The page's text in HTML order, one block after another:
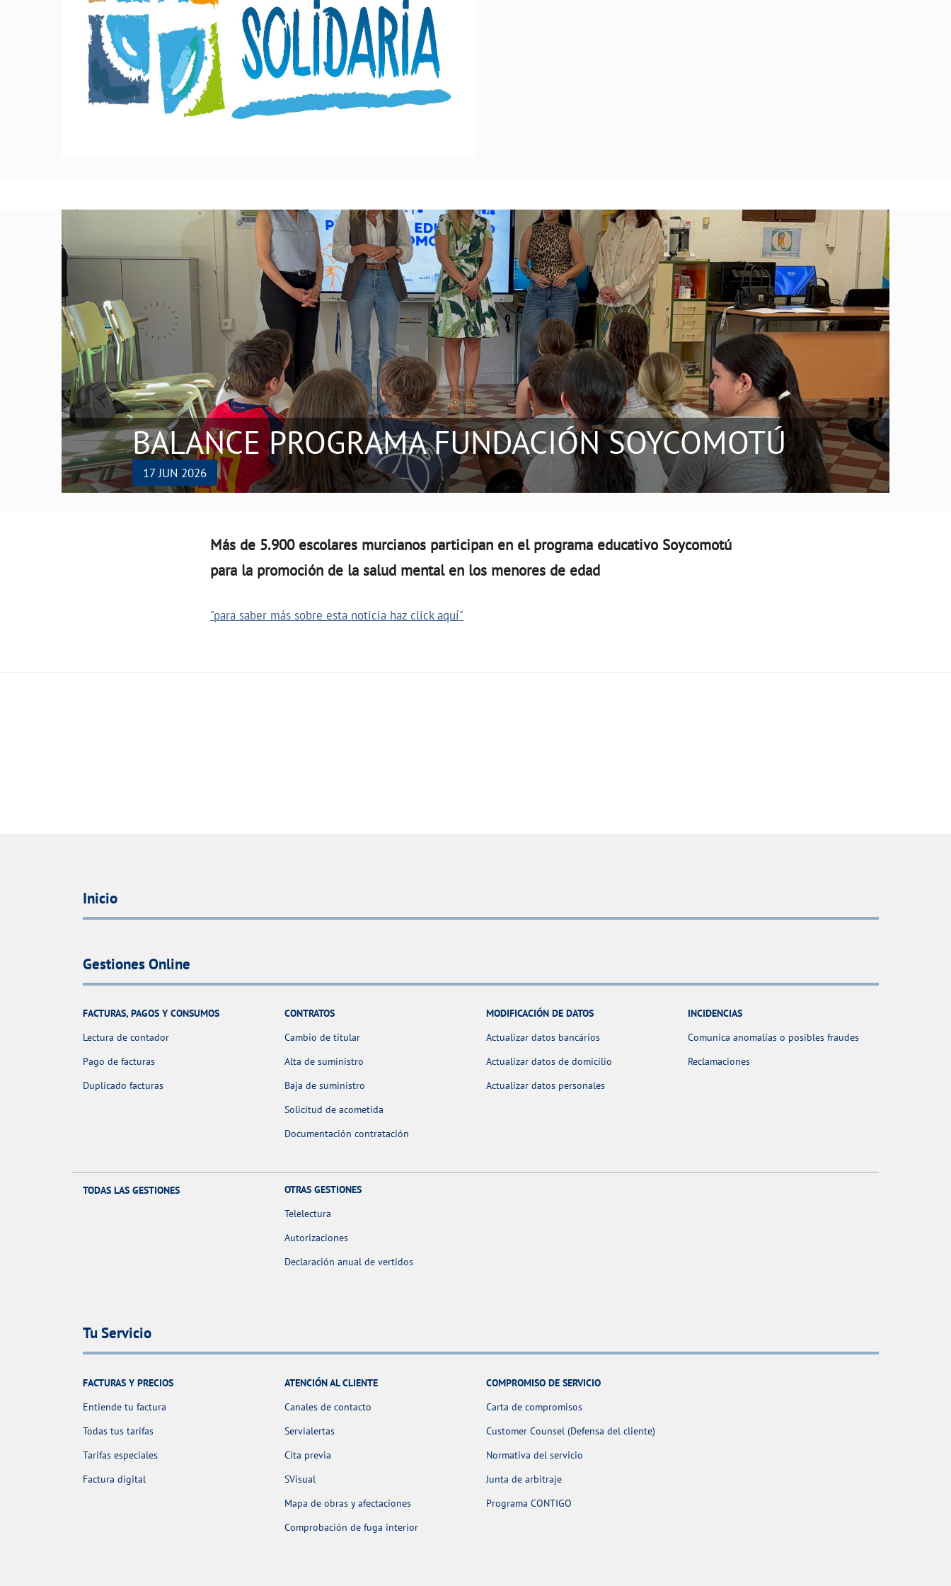
BALANCE PROGRAMA FUNDACIÓN SOYCOMOTÚ
BALANCE PROGRAMA FUNDACIÓN SOYCOMOTÚ
17 JUN 2026
Más de 5.900 escolares murcianos participan en el programa educativo Soycomotú
para la promoción de la salud mental en los menores de edad
"para saber más sobre esta noticia haz click aquí"
Inicio
Gestiones Online
FACTURAS, PAGOS Y CONSUMOS
Lectura de contador
Pago de facturas
Duplicado facturas
CONTRATOS
Cambio de titular
Alta de suministro
Baja de suministro
Solicitud de acometida
Documentación contratación
MODIFICACIÓN DE DATOS
Actualizar datos bancários
Actualizar datos de domicilio
Actualizar datos personales
INCIDENCIAS
Comunica anomalías o posibles fraudes
Reclamaciones
TODAS LAS GESTIONES
OTRAS GESTIONES
Telelectura
Autorizaciones
Declaración anual de vertidos
Tu Servicio
FACTURAS Y PRECIOS
Entiende tu factura
Todas tus tarifas
Tarifas especiales
Factura digital
ATENCIÓN AL CLIENTE
Canales de contacto
Servialertas
Cita previa
SVisual
Mapa de obras y afectaciones
Comprobación de fuga interior
COMPROMISO DE SERVICIO
Carta de compromisos
Customer Counsel (Defensa del cliente)
Normativa del servicio
Junta de arbitraje
Programa CONTIGO